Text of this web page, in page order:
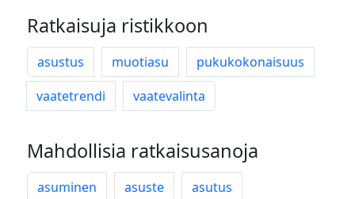
Ratkaisuja ristikkoon
asustus muotiasu
pukukokonaisuus
vaatetrendi
vaatevalinta
Mahdollisia ratkaisusanoja
asuminen asuste
asutus